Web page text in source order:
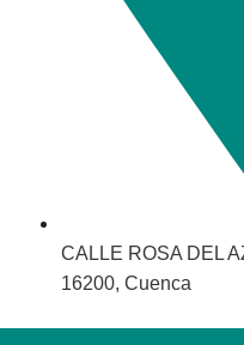
CALLE ROSA DEL
16200, Cuenca